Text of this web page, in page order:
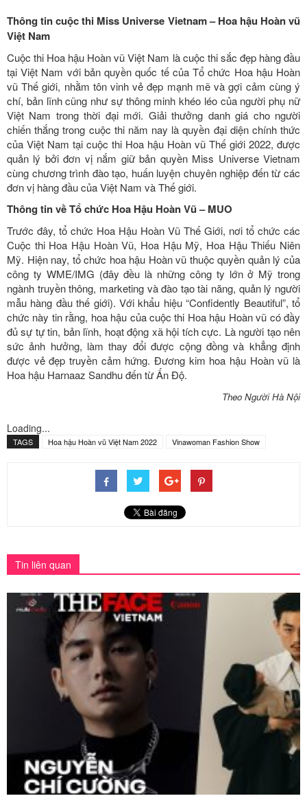
Thông tin cuộc thi Miss Universe Vietnam – Hoa hậu Hoàn vũ
Việt Nam
Cuộc thi Hoa hậu Hoàn vũ Việt Nam là cuộc thi sắc đẹp hàng đầu
tại Việt Nam với bản quyền quốc tế của Tổ chức Hoa hậu Hoàn
vũ Thế giới, nhằm tôn vinh vẻ đẹp mạnh mẽ và gợi cảm cùng ý
chí, bản lĩnh cũng như sự thông minh khéo léo của người phụ nữ
Việt Nam trong thời đại mới. Giải thưởng danh giá cho người
chiến thắng trong cuộc thi năm nay là quyền đại diện chính thức
của Việt Nam tại cuộc thi Hoa hậu Hoàn vũ Thế giới 2022, được
quản lý bởi đơn vị nắm giữ bản quyền Miss Universe Vietnam
cùng chương trình đào tạo, huấn luyện chuyên nghiệp đến từ các
đơn vị hàng đầu của Việt Nam và Thế giới.
Thông tin về Tổ chức Hoa Hậu Hoàn Vũ – MUO
Trước đây, tổ chức Hoa Hậu Hoàn Vũ Thế Giới, nơi tổ chức các
Cuộc thi Hoa Hậu Hoàn Vũ, Hoa Hậu Mỹ, Hoa Hậu Thiếu Niên
Mỹ. Hiện nay, tổ chức hoa hậu Hoàn vũ thuộc quyền quản lý của
công ty WME/IMG (đây đều là những công ty lớn ở Mỹ trong
ngành truyền thông, marketing và đào tạo tài năng, quản lý người
mẫu hàng đầu thế giới). Với khẩu hiệu “Confidently Beautiful”, tổ
chức này tin rằng, hoa hậu của cuộc thi Hoa hậu Hoàn vũ có đầy
đủ sự tự tin, bản lĩnh, hoạt động xã hội tích cực. Là người tạo nên
sức ảnh hưởng, làm thay đổi được cộng đồng và khẳng định
được vẻ đẹp truyền cảm hứng. Đương kim hoa hậu Hoàn vũ là
Hoa hậu Harnaaz Sandhu đến từ Ấn Độ.
Theo Người Hà Nội
Loading...
TAGS Hoa hậu Hoàn vũ Việt Nam 2022 Vinawoman Fashion Show
Tin liên quan